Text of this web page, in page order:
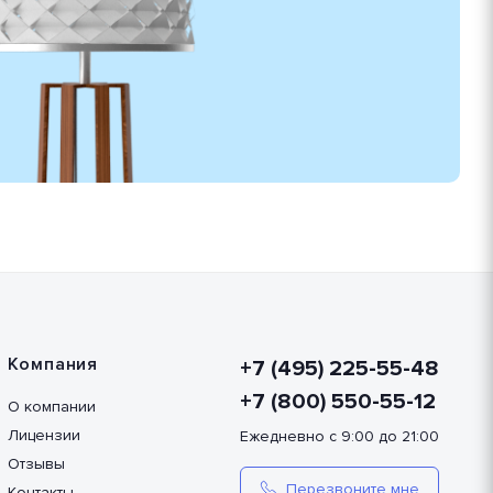
Компания
О компании
Лицензии
Отзывы
+7 (495) 225-55-48
+7 (800) 550-55-12
Ежедневно с 9:00 до 21:00
Перезвоните мне